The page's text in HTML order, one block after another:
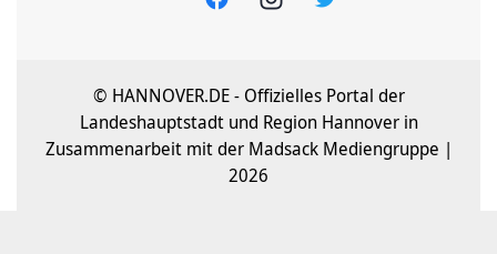
© HANNOVER.DE - Offizielles Portal der
Landeshauptstadt und Region Hannover in
Zusammenarbeit mit der Madsack Mediengruppe |
2026